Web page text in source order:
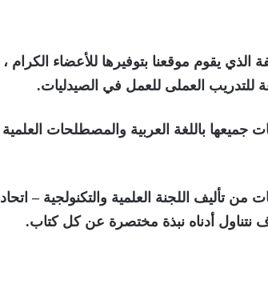
الذي يقوم موقعنا بتوفيرها للأعضاء الكرام ،
للتدريب العملى للعمل في الصيدليات.
جميعها باللغة العربية والمصطلحات العلمية
من تأليف اللجنة العلمية والتكنولجية – اتحاد
أدناه نبذة مختصرة عن كل كتاب.